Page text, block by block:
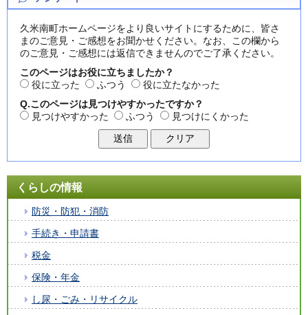
久米南町ホームページをより良いサイトにするために、皆さ
まのご意見・ご感想をお聞かせください。なお、この欄から
のご意見・ご感想には返信できませんのでご了承ください。
このページはお役に立ちましたか？
役に立った
ふつう
役に立たなかった
Q.このページは見つけやすかったですか？
見つけやすかった
ふつう 見つけにくかった
くらしの情報
防災・防犯・消防
手続き・申請書
税金
保険・年金
し尿・ごみ・リサイクル